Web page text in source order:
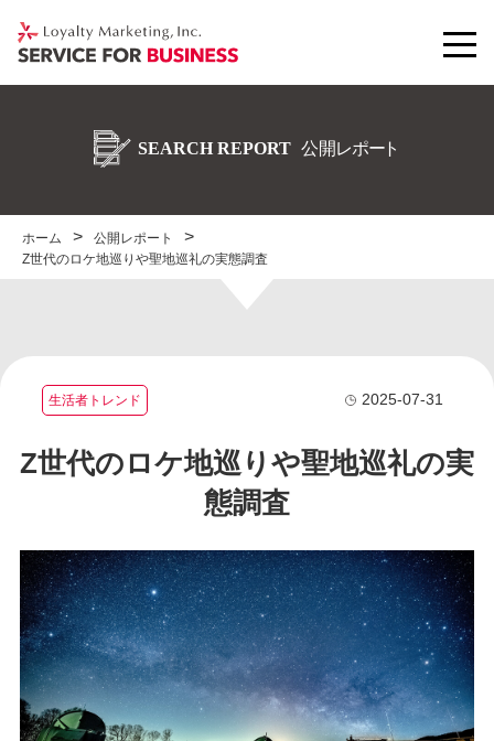
ホーム
公開レポート
Z世代のロケ地巡りや聖地巡礼の実態調査
生活者トレンド 2025-07-31
Z世代のロケ地巡りや聖地巡礼の実
態調査